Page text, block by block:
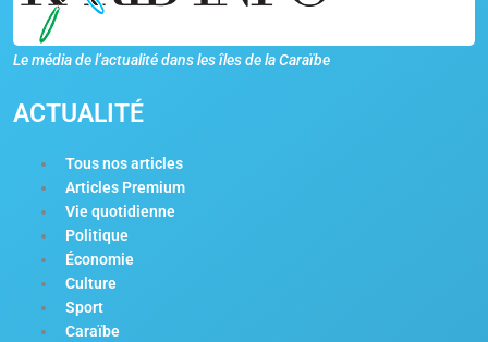
Le média de l’actualité dans les îles de la Caraïbe
ACTUALITÉ
Tous nos articles
Articles Premium
Vie quotidienne
Politique
Économie
Culture
Sport
Caraïbe